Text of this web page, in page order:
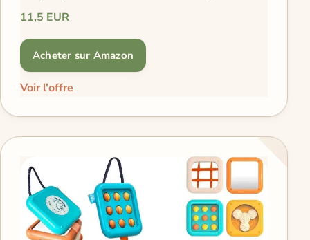
11,5 EUR
Acheter sur Amazon
Voir l'offre